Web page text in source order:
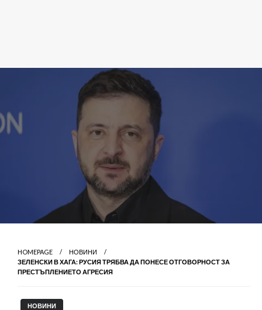
HOMEPAGE
НОВИНИ
ЗЕЛЕНСКИ В ХАГА: РУСИЯ ТРЯБВА ДА ПОНЕСЕ ОТГОВОРНОСТ ЗА
ПРЕСТЪПЛЕНИЕТО АГРЕСИЯ
НОВИНИ